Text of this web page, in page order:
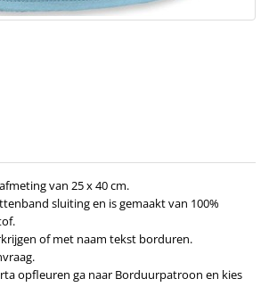
van 25 x 40 cm.
sluiting en is gemaakt van 100%
of met naam tekst borduren.
opfleuren ga naar Borduurpatroon en kies